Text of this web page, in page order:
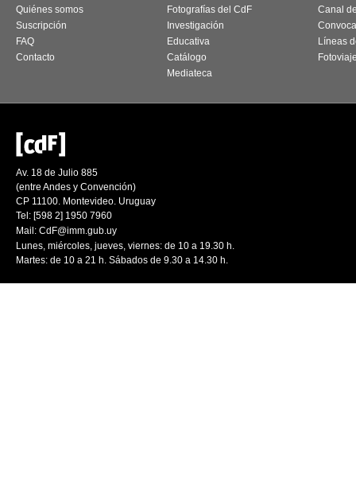
Quiénes somos
Suscripción
FAQ
Contacto
Fotografías del CdF
Investigación
Educativa
Catálogo
Mediateca
Canal
Líneas
Av. 18 de Julio 885
(entre Andes y Convención)
CP 11100. Montevideo. Uruguay
Tel: [598 2] 1950 7960
Mail: CdF@imm.gub.uy
Lunes, miércoles, jueves, viernes: de 10 a 19.30 h.
Martes: de 10 a 21 h. Sábados de 9.30 a 14.30 h.